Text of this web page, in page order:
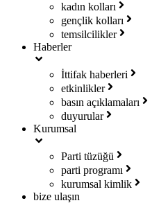
kadın kolları
gençlik kolları
temsilcilikler
Haberler
İttifak haberleri
etkinlikler
basın açıklamaları
duyurular
Kurumsal
Parti tüzüğü
parti programı
kurumsal kimlik
bize ulaşın